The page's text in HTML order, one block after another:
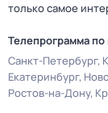
только самое
Телепрограмма по
Санкт-Петербург
Екатеринбург
Ростов-на-Дону